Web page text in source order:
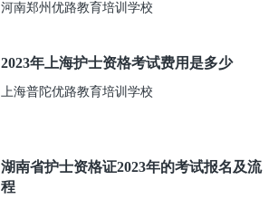
河南郑州优路教育培训学校
2023年上海护士资格考试费用是多少
上海普陀优路教育培训学校
湖南省护士资格证2023年的考试报名及流
程